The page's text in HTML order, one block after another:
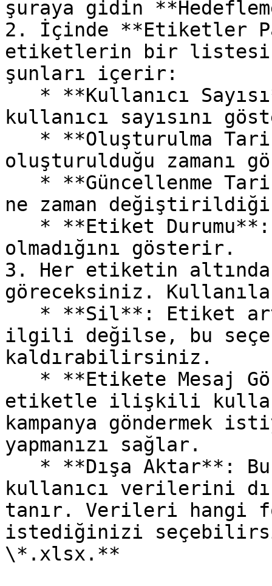
şuraya gidin
2. İçinde **Etiketler
etiketlerin bir
şunları içerir:
kullanıcı sayısını
oluşturulduğu zamanı
ne zaman
olmadığını gösterir.
3. Her etiketin
göreceksiniz.
ilgili değilse, bu
kaldırabilirsiniz.
etiketle ilişkili
kampanya göndermek
yapmanızı sağlar.
kullanıcı verilerini
tanır. Verileri hangi
istediğinizi
\*.xlsx.**